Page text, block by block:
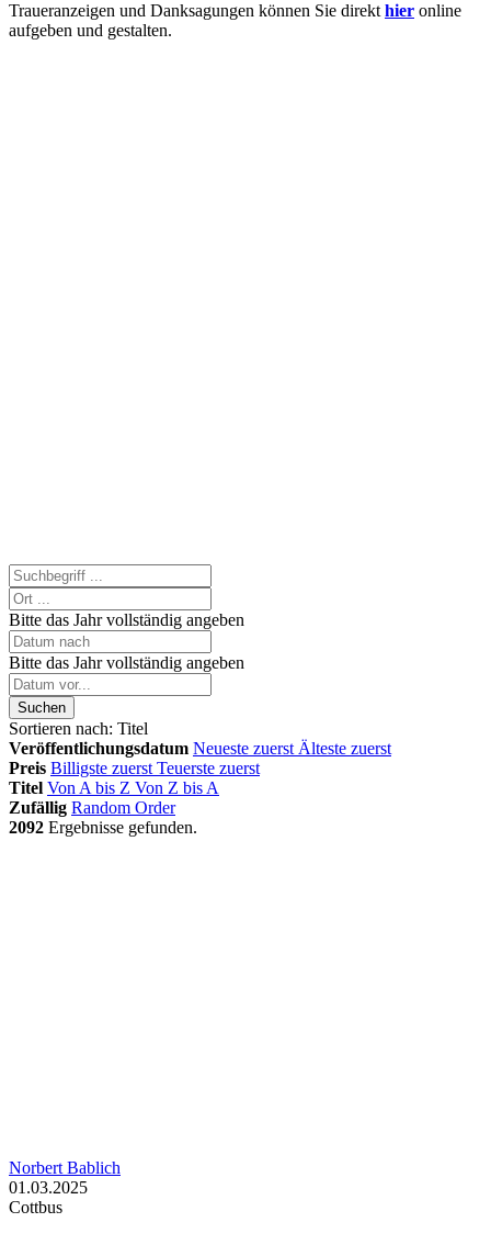
Traueranzeigen und Danksagungen können Sie direkt hier online
aufgeben und gestalten.
Bitte das Jahr vollständig angeben
Bitte das Jahr vollständig angeben
Suchen
Sortieren nach: Titel
Veröffentlichungsdatum Neueste zuerst Älteste zuerst
Preis Billigste zuerst Teuerste zuerst
Titel Von A bis Z Von Z bis A
Zufällig Random Order
2092 Ergebnisse gefunden.
Norbert Bablich
01.03.2025
Cottbus